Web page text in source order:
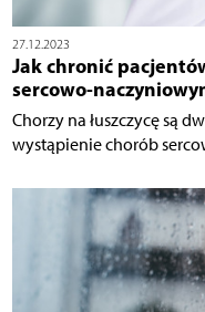
27.12.2023
Jak chronić
sercowo-
Chorzy na łuszczycę są
wystąpienie chorób